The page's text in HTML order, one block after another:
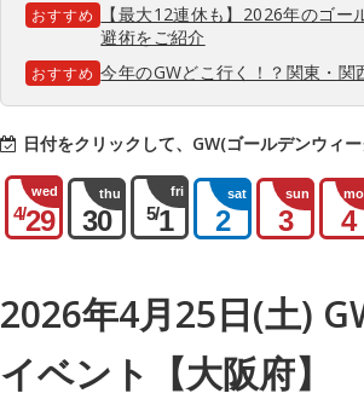
おすすめ
【最大12連休も】2026年のゴ
避術をご紹介
おすすめ 今年のGWどこ行く！？関東・
日付をクリックして、GW(ゴールデンウィ
wed
4/29
thu
30
fri
5/1
sat
2
sun
3 4
2026年4月25日(土)
イベント【大阪府】